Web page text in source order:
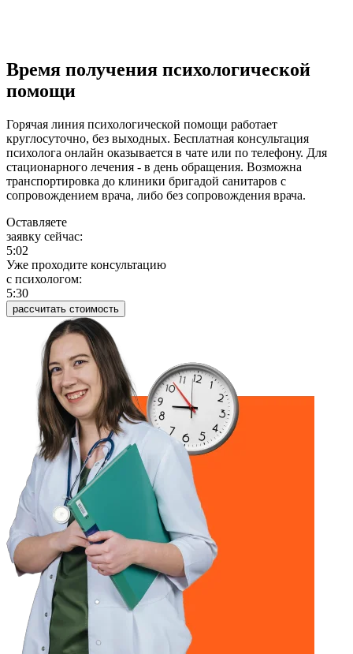
Время получения психологической
помощи
Горячая линия психологической помощи работает
круглосуточно, без выходных. Бесплатная консультация
психолога онлайн оказывается в чате или по телефону. Для
стационарного лечения - в день обращения. Возможна
транспортировка до клиники бригадой санитаров с
сопровождением врача, либо без сопровождения врача.
Оставляете
заявку сейчас:
5:02
Уже проходите консультацию
c психологом:
5:30
рассчитать стоимость